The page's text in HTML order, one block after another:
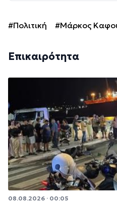
#Πολιτική #Μάρκος
Επικαιρότητα
08.08.2026 · 00:05